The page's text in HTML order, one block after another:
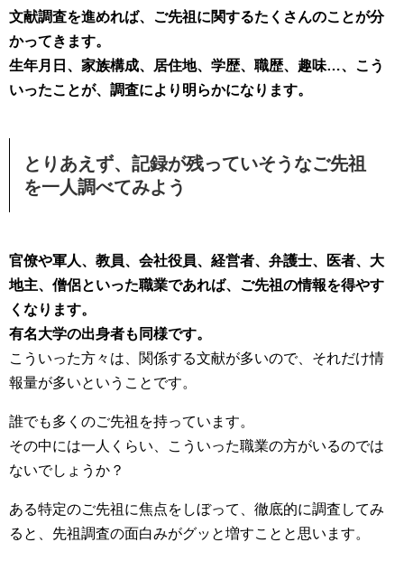
文献調査を進めれば、ご先祖に関するたくさんのことが分
かってきます。
生年月日、家族構成、居住地、学歴、職歴、趣味…、こう
いったことが、調査により明らかになります。
とりあえず、記録が残っていそうなご先祖
を一人調べてみよう
官僚や軍人、教員、会社役員、経営者、弁護士、医者、大
地主、僧侶といった職業であれば、ご先祖の情報を得やす
くなります。
有名大学の出身者も同様です。
こういった方々は、関係する文献が多いので、それだけ情
報量が多いということです。
誰でも多くのご先祖を持っています。
その中には一人くらい、こういった職業の方がいるのでは
ないでしょうか？
ある特定のご先祖に焦点をしぼって、徹底的に調査してみ
ると、先祖調査の面白みがグッと増すことと思います。